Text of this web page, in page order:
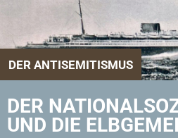
DER ANTISEMITISMUS
DER
UND DIE